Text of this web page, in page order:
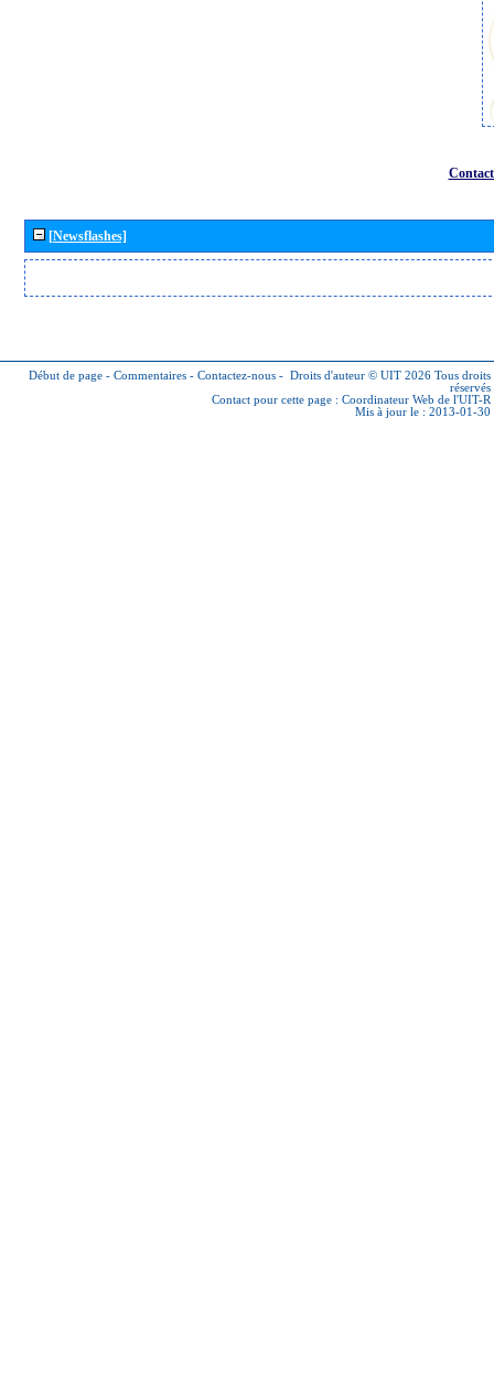
[Newsflashes]
Début de page - Commentaires - Contactez-nous - Droits d'auteur © UIT 2026 Tous droits
réservés
Contact pour cette page : Coordinateur Web de l'UIT-R
Mis à jour le : 2013-01-30